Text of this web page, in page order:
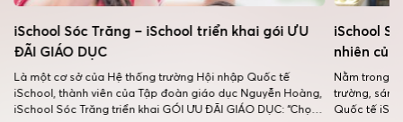
iSchool Sóc Trăng – iSchool triển khai gói ƯU
ĐÃI GIÁO DỤC
Là một cơ sở của Hệ thống trường Hội nhập Quốc tế
iSchool, thành viên của Tập đoàn giáo dục Nguyễn Hoàng,
iSchool Sóc Trăng triển khai GÓI ƯU ĐÃI GIÁO DỤC: “Chọn
iSchool
nhiên của
Nằm trong
trường, sáng
Quốc tế